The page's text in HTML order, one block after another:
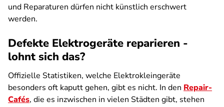
und Reparaturen dürfen nicht künstlich erschwert
werden.
Defekte Elektrogeräte reparieren -
lohnt sich das?
Offizielle Statistiken, welche Elektrokleingeräte
besonders oft kaputt gehen, gibt es nicht. In den Repair-
Cafés, die es inzwischen in vielen Städten gibt, stehen